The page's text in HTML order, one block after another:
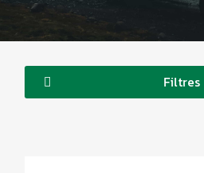
Filtres